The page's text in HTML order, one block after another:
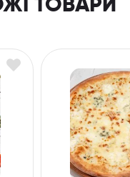
ТОВАРИ